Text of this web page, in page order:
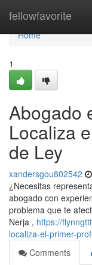
fellowfavorite
Home
Home
1
Abogado
Localiza
de Ley
xandersgou802542
¿Necesitas
abogado con
problema que te
Nerja , https://
localiza-el-primer-
Comments